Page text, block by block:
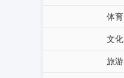
体育
文化
旅游